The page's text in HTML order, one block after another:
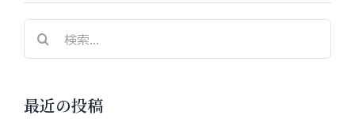
索
最近の投稿